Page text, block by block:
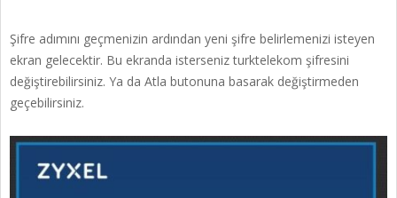
Şifre adımını geçmenizin ardından yeni şifre belirlemenizi isteyen
ekran gelecektir. Bu ekranda isterseniz turktelekom şifresini
değiştirebilirsiniz. Ya da Atla butonuna basarak değiştirmeden
geçebilirsiniz.